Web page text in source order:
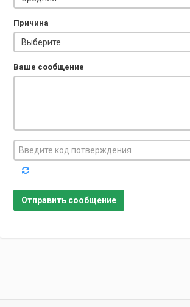
Причина
Ваше сообщение
Отправить сообщение